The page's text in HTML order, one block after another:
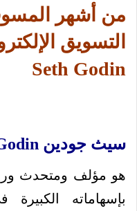
من أشهر
التسويق
Seth Godin
سيث جودين Seth Godin
هو مؤلف ومتحدث
بإسهاماته